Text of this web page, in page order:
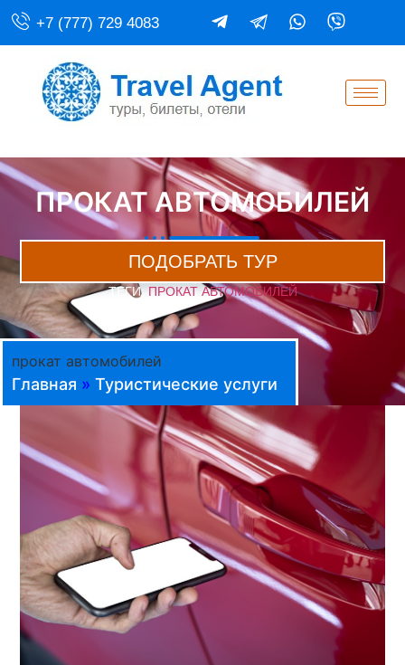
+7 (777) 729 4083
ПРОКАТ АВТОМОБИЛЕЙ
ПОДОБРАТЬ ТУР
ТЕГИ:ПРОКАТ АВТОМОБИЛЕЙ
прокат автомобилей
Главная » Туристические услуги